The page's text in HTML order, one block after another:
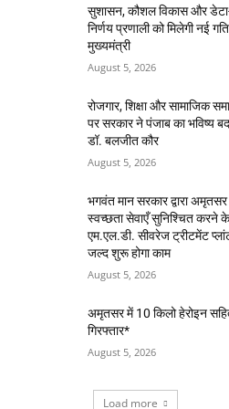
सुशासन, कौशल विकास और
निर्णय प्रणाली को मिलेगी नई
मुख्यमंत्री
August 5, 2026
रोजगार, शिक्षा और सामाजिक
पर सरकार ने पंजाब का भविष्य
डॉ. बलजीत कौर
August 5, 2026
भगवंत मान सरकार द्वारा
स्वच्छता सेवाएँ सुनिश्चित करने
एम.एल.डी. सीवरेज ट्रीटमेंट
जल्द शुरू होगा काम
August 5, 2026
अमृतसर में 10 किलो हेरोइन
गिरफ्तार*
August 5, 2026
Load more